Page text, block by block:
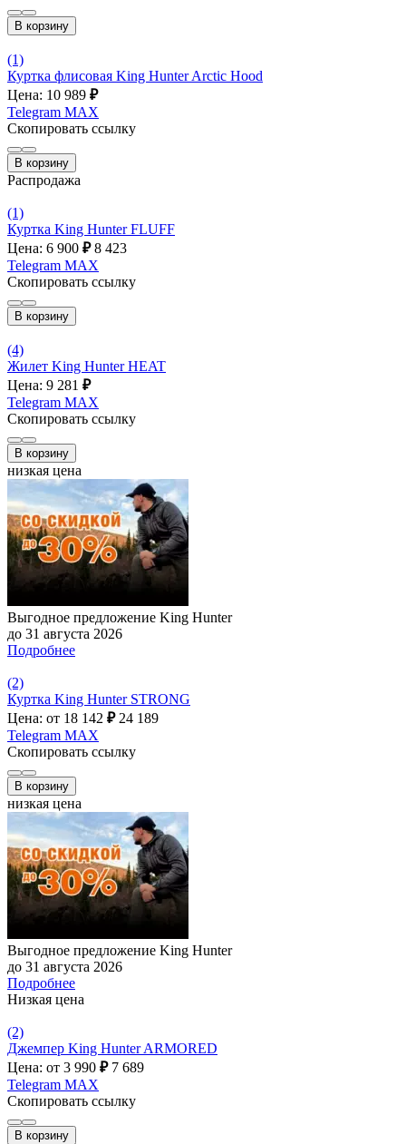
В корзину
(1)
Куртка флисовая King Hunter Arctic Hood
Цена: 10 989 ₽
Telegram MAX
Скопировать ссылку
В корзину
Распродажа
(1)
Куртка King Hunter FLUFF
Цена: 6 900 ₽ 8 423
Telegram MAX
Скопировать ссылку
В корзину
(4)
Жилет King Hunter HEAT
Цена: 9 281 ₽
Telegram MAX
Скопировать ссылку
В корзину
низкая цена
Выгодное предложение King Hunter
до 31 августа 2026
Подробнее
(2)
Куртка King Hunter STRONG
Цена: от 18 142 ₽ 24 189
Telegram MAX
Скопировать ссылку
В корзину
низкая цена
Выгодное предложение King Hunter
до 31 августа 2026
Подробнее
Низкая цена
(2)
Джемпер King Hunter ARMORED
Цена: от 3 990 ₽ 7 689
Telegram MAX
Скопировать ссылку
В корзину